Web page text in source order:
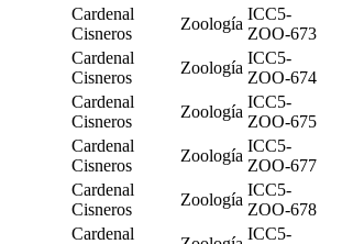
Cardenal
Cisneros
Zoología
ICC5-
ZOO-673
Cardenal
Cisneros
Zoología
ICC5-
ZOO-674
Cardenal
Cisneros
Zoología
ICC5-
ZOO-675
Cardenal
Cisneros
Zoología
ICC5-
ZOO-677
Cardenal
Cisneros
Zoología
ICC5-
ZOO-678
Cardenal
ICC5-